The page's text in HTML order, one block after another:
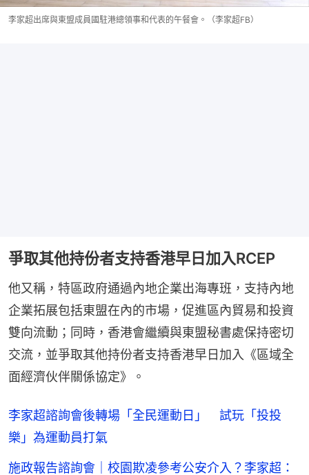
李家超出席與東盟成員國駐港總領事和代表的午餐會。（李家超FB）
爭取其他持份者支持香港早日加入RCEP
他又稱，特區政府通過內地企業出海專班，支持內地
企業拓展包括東盟在內的市場，促進區內貿易和投資
雙向流動；同時，香港會繼續與東盟秘書處保持密切
交流，並爭取其他持份者支持香港早日加入《區域全
面經濟伙伴關係協定》。
李家超諮詢會後轉場「全民運動日」 試玩「投投
樂」為運動員打氣
施政報告諮詢會｜校園欺凌參考公安介入？李家超：